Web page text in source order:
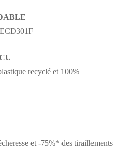
recyclé et 100%
et -75%* des tiraillements